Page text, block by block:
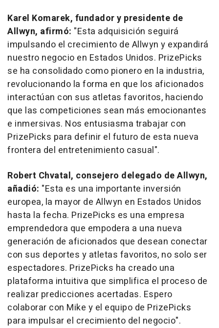
Karel Komarek, fundador y presidente de
Allwyn, afirmó: "Esta adquisición seguirá
impulsando el crecimiento de Allwyn y expandirá
nuestro negocio en Estados Unidos. PrizePicks
se ha consolidado como pionero en la industria,
revolucionando la forma en que los aficionados
interactúan con sus atletas favoritos, haciendo
que las competiciones sean más emocionantes
e inmersivas. Nos entusiasma trabajar con
PrizePicks para definir el futuro de esta nueva
frontera del entretenimiento casual".
Robert Chvatal, consejero delegado de Allwyn,
añadió: "Esta es una importante inversión
europea, la mayor de Allwyn en Estados Unidos
hasta la fecha. PrizePicks es una empresa
emprendedora que empodera a una nueva
generación de aficionados que desean conectar
con sus deportes y atletas favoritos, no solo ser
espectadores. PrizePicks ha creado una
plataforma intuitiva que simplifica el proceso de
realizar predicciones acertadas. Espero
colaborar con Mike y el equipo de PrizePicks
para impulsar el crecimiento del negocio".